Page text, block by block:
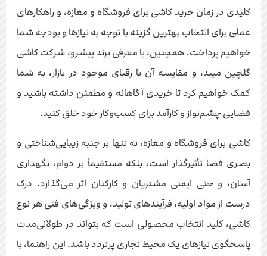
کلیدی در زمان خرید کاشی برای فروشگاه و مغازه، و راهکارهای
عملی برای انتخاب بهترین گزینه با توجه به نیازها و بودجه شما
خواهیم پرداخت. همچنین، با معرفی برند پیشرو، شرکت کاشی
گلچین میبد، و مقایسه آن با رقبای موجود در بازار، به شما
کمک خواهیم کرد تا خریدی آگاهانه و مطمئن داشته باشید و
فضایی چشم‌نواز و کارآمد برای کسب‌وکار خود خلق کنید.
کاشی برای فروشگاه و مغازه، نه تنها بر جنبه زیبایی‌شناختی و
بصری فضا تأثیرگذار است، بلکه مستقیماً بر دوام، نگهداری
آسان، و حتی ایمنی مشتریان و کارکنان اثر می‌گذارد. درک
درست از مواد اولیه، فرآیندهای تولید، و ویژگی‌های فنی هر نوع
کاشی، کلید انتخاب محصولی است که بتواند در طولانی‌مدت
پاسخگوی نیازهای یک محیط تجاری پرتردد باشد. این راهنما، با